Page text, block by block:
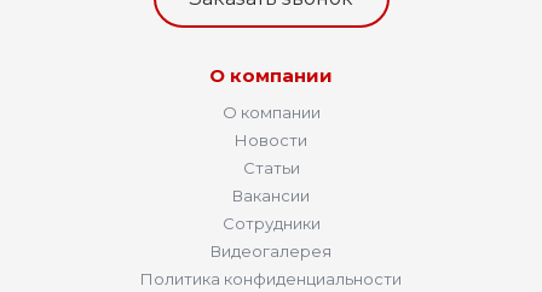
О компании
О компании
Новости
Статьи
Вакансии
Сотрудники
Видеогалерея
Политика конфиденциальности